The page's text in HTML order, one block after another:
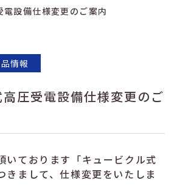
設備仕様変更のご案内
情報
圧受電設備仕様変更のご
いております「キュービクル式
きまして、仕様変更をいたしま